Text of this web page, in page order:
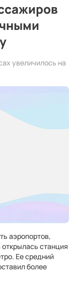
увеличилось на
аэропортов,
станция
Ее средний
более